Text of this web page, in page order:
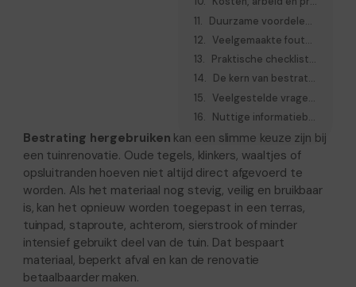
Duurzame voordelen van bestrating hergebruiken
Veelgemaakte fouten bij oude bestrating hergebruiken
Praktische checklist vóór u bestrating opnieuw legt
De kern van bestrating slim hergebruiken zonder kwaliteitsverlies
Veelgestelde vragen over bestrating hergebruiken
Nuttige informatiebronnen
Bestrating hergebruiken kan een slimme keuze zijn bij
een tuinrenovatie. Oude tegels, klinkers, waaltjes of
opsluitranden hoeven niet altijd direct afgevoerd te
worden. Als het materiaal nog stevig, veilig en bruikbaar
is, kan het opnieuw worden toegepast in een terras,
tuinpad, staproute, achterom, sierstrook of minder
intensief gebruikt deel van de tuin. Dat bespaart
materiaal, beperkt afval en kan de renovatie
betaalbaarder maken.